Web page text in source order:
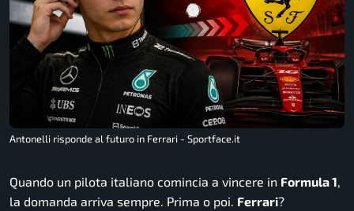
Antonelli risponde al futuro in Ferrari - Sportface.it
Quando un pilota italiano comincia a vincere in Formula 1,
la domanda arriva sempre. Prima o poi. Ferrari?